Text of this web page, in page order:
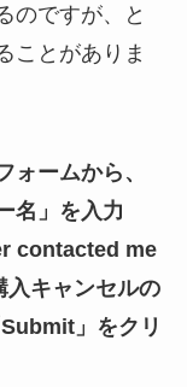
のですが、と
ことがありま
ォームから、
名」を入力
contacted me
キャンセルの
」をクリ